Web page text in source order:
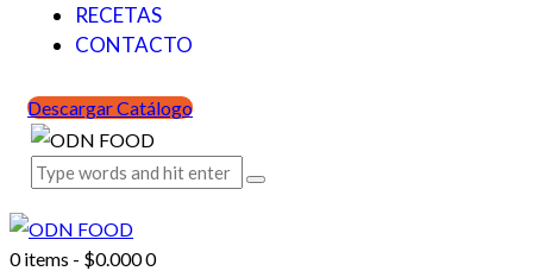
RECETAS
CONTACTO
Descargar Catálogo
0 items - $0.0000